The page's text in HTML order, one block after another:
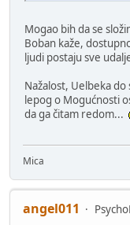
Mogao bih da se
Boban kaže,
ljudi postaju sve
Nažalost, Uelbeka do
lepog o Mogućnosti
da ga čitam redom...
Mica
angel011